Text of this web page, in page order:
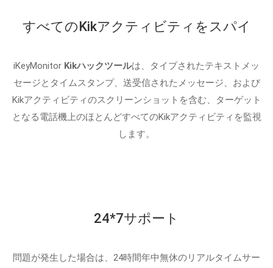
すべてのKikアクティビティをスパイ
iKeyMonitor Kikハックツールは、タイプされたテキストメッ
セージとタイムスタンプ、送受信されたメッセージ、および
Kikアクティビティのスクリーンショットを含む、ターゲット
となる電話機上のほとんどすべてのKikアクティビティを監視
します。
24*7サポート
問題が発生した場合は、24時間年中無休のリアルタイムサー